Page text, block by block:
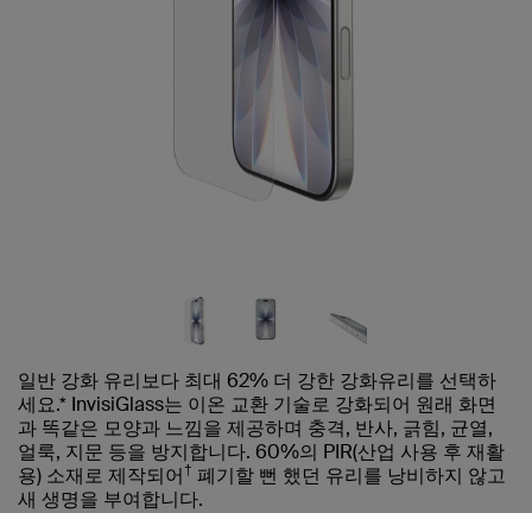
일반 강화 유리보다 최대 62% 더 강한 강화유리를 선택하
세요.* InvisiGlass는 이온 교환 기술로 강화되어 원래 화면
과 똑같은 모양과 느낌을 제공하며 충격, 반사, 긁힘, 균열,
얼룩, 지문 등을 방지합니다. 60%의 PIR(산업 사용 후 재활
용) 소재로 제작되어† 폐기할 뻔 했던 유리를 낭비하지 않고
새 생명을 부여합니다.